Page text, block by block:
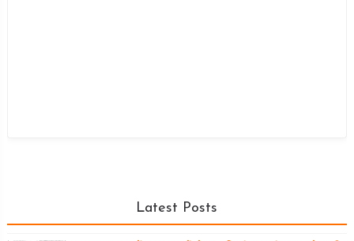
Latest Posts